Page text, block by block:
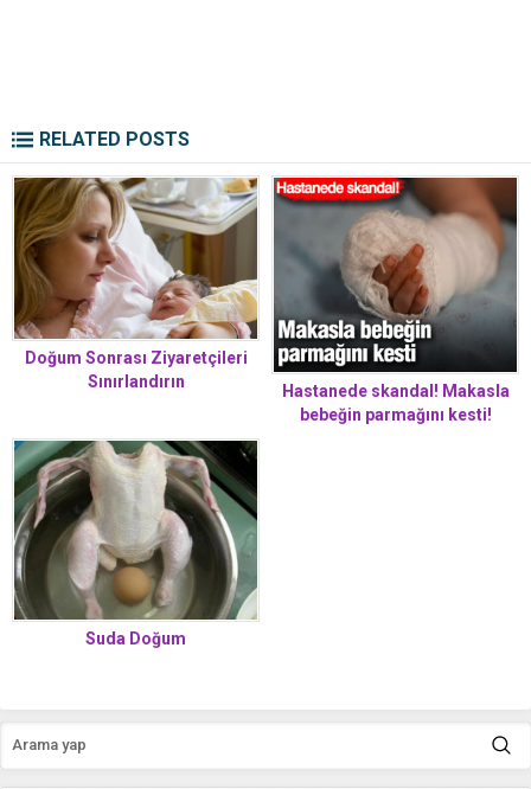
RELATED POSTS
Doğum Sonrası Ziyaretçileri
Sınırlandırın
Hastanede skandal! Makasla
bebeğin parmağını kesti!
Suda Doğum